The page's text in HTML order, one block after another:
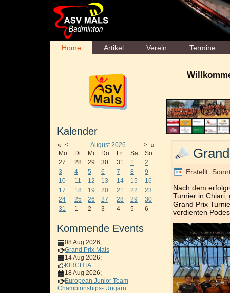
Home Artikel Verein Termine
Kalender
« < August 2026 > »
Mo
Di Mi Do Fr Sa
So
27
28 29 30 31 1
2
3
4 5 6 7 8
9
10
11 12 13 14 15
16
17
18 19 20 21 22
23
24
25 26 27 28 29
30
31
1 2 3 4 5 6
Kommende Events
08 Aug 2026;
Grand Prix Mals
14 Aug 2026;
KIRCHTA
18 Aug 2026;
European Junior Team
Championships- Ungarn
Erstellt:
Nach dem
Turnier in Chiari,
Grand Prix
verdienten